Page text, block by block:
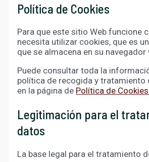
Política de Cookies
Para que este sitio Web funcione
necesita utilizar cookies, que es
que se almacena en su navegador
Puede consultar toda la
política de recogida y tratamiento
en la página de Política de
Legitimación para el
datos
La base legal para el tratamiento